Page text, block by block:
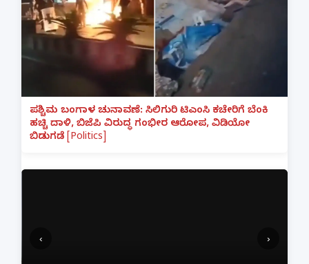
ಪಶ್ಚಿಮ ಬಂಗಾಳ ಚುನಾವಣೆ: ಸಿಲಿಗುರಿ ಟಿಎಂಸಿ ಕಚೇರಿಗೆ ಬೆಂಕಿ
ಹಚ್ಚಿ ದಾಳಿ, ಬಿಜೆಪಿ ವಿರುದ್ಧ ಗಂಭೀರ ಆರೋಪ, ವಿಡಿಯೋ
ಬಿಡುಗಡೆ [Politics]
‹ ›